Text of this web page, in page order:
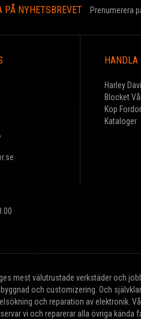
PÅ NYHETSBREVET Prenumerera
HANDLA
Harley
Blocket
Köp
Kataloger
mest välutrustade verkstäder och
och customizering. Och
och reparation av elektronik.
vi och reparerar alla övriga